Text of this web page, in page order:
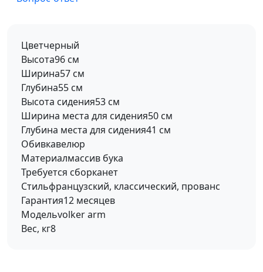
Цветчерный
Высота96 см
Ширина57 см
Глубина55 см
Высота сидения53 см
Ширина места для сидения50 см
Глубина места для сидения41 см
Обивкавелюр
Материалмассив бука
Требуется сборканет
Стильфранцузский, классический, прованс
Гарантия12 месяцев
Модельvolker arm
Вес, кг8